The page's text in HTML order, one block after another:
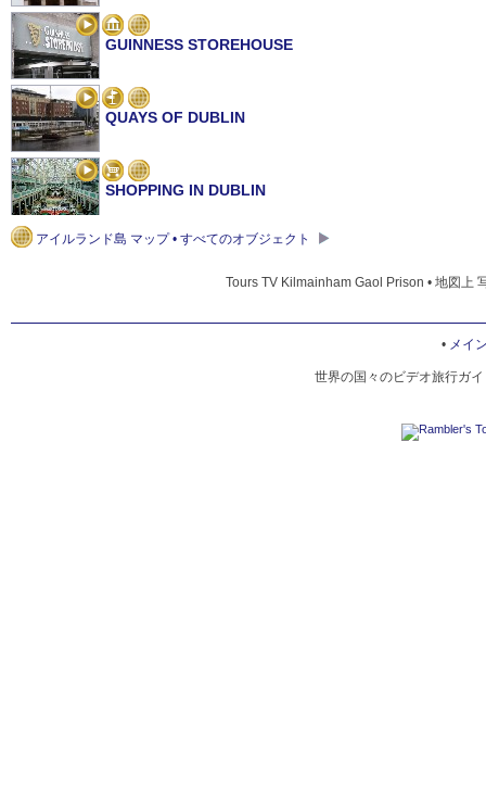
GUINNESS STOREHOUSE
QUAYS OF DUBLIN
SHOPPING IN DUBLIN
アイルランド島 マップ • すべてのオブジェクト
Tours TV Kilmainham Gaol Prison • 地図上
• メイ
世界の国々のビデオ旅行ガ